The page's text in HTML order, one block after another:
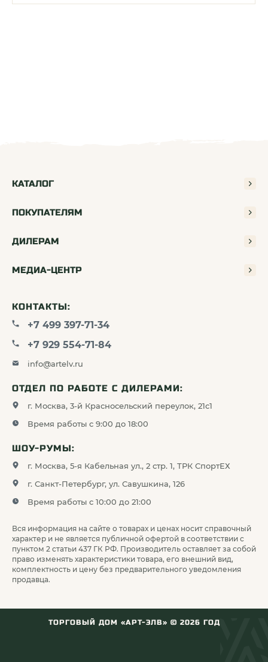
КАТАЛОГ
ПОКУПАТЕЛЯМ
ДИЛЕРАМ
МЕДИА-ЦЕНТР
КОНТАКТЫ:
+7 499 397-71-34
+7 929 554-71-84
info@artelv.ru
ОТДЕЛ ПО РАБОТЕ С ДИЛЕРАМИ:
г. Москва, 3-й Красносельский переулок, 21с1
Время работы с 9:00 до 18:00
ШОУ-РУМЫ:
г. Москва, 5-я Кабельная ул., 2 стр. 1, ТРК СпортЕХ
г. Санкт-Петербург, ул. Савушкина, 126
Время работы с 10:00 до 21:00
Вся информация на сайте о товарах и ценах носит справочный
характер и не является публичной офертой в соответствии с
пунктом 2 статьи 437 ГК РФ. Производитель оставляет за собой
право изменять характеристики товара, его внешний вид,
комплектность и цену без предварительного уведомления
продавца.
ТОРГОВЫЙ ДОМ «АРТ-ЭЛВ» © 2026 ГОД